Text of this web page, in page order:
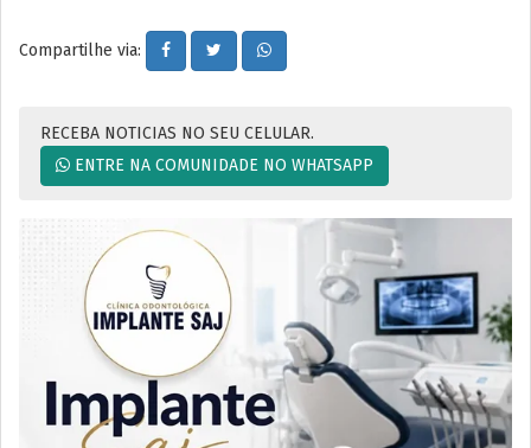
Compartilhe via:
RECEBA NOTICIAS NO SEU CELULAR.
ENTRE NA COMUNIDADE NO WHATSAPP